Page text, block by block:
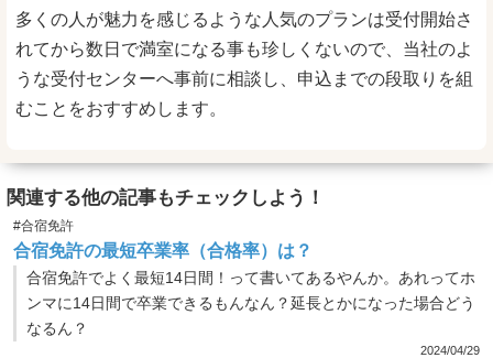
多くの人が魅力を感じるような人気のプランは受付開始さ
れてから数日で満室になる事も珍しくないので、当社のよ
うな受付センターへ事前に相談し、申込までの段取りを組
むことをおすすめします。
関連する他の記事もチェックしよう！
#合宿免許
合宿免許の最短卒業率（合格率）は？
合宿免許でよく最短14日間！って書いてあるやんか。あれってホ
ンマに14日間で卒業できるもんなん？延長とかになった場合どう
なるん？
2024/04/29